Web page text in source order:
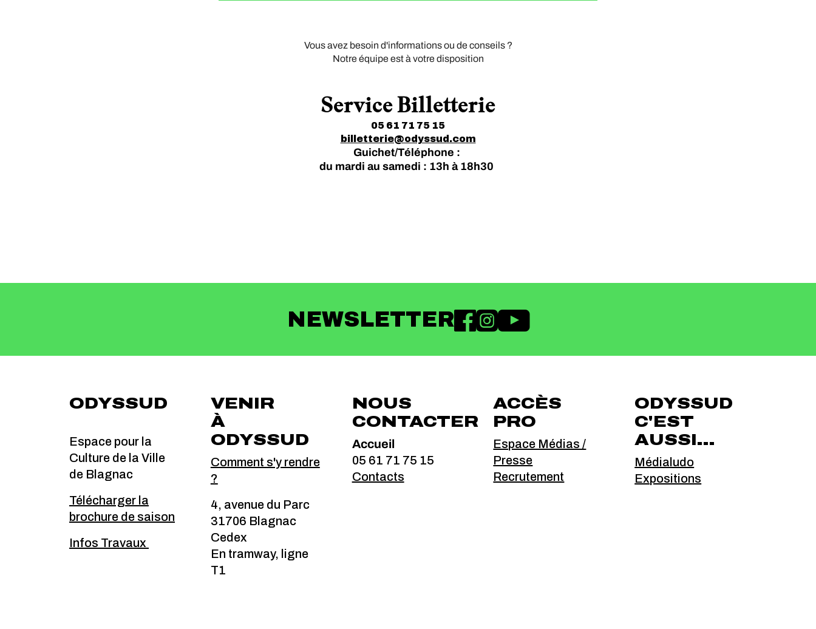
Vous avez besoin d'informations ou de conseils ?
Notre équipe est à votre disposition
Service Billetterie
05 61 71 75 15
billetterie@odyssud.com
Guichet/Téléphone :
du mardi au samedi : 13h à 18h30
NEWSLETTER
ODYSSUD
Espace pour la
Culture de la Ville
de Blagnac
Télécharger la
brochure de saison
Infos Travaux
VENIR
À
ODYSSUD
Comment s'y rendre
?
4, avenue du Parc
31706 Blagnac
Cedex
En tramway, ligne
T1
NOUS
CONTACTER
Accueil
05 61 71 75 15
Contacts
ACCÈS
PRO
Espace Médias /
Presse
Recrutement
ODYSSUD
C'EST
AUSSI...
Médialudo
Expositions